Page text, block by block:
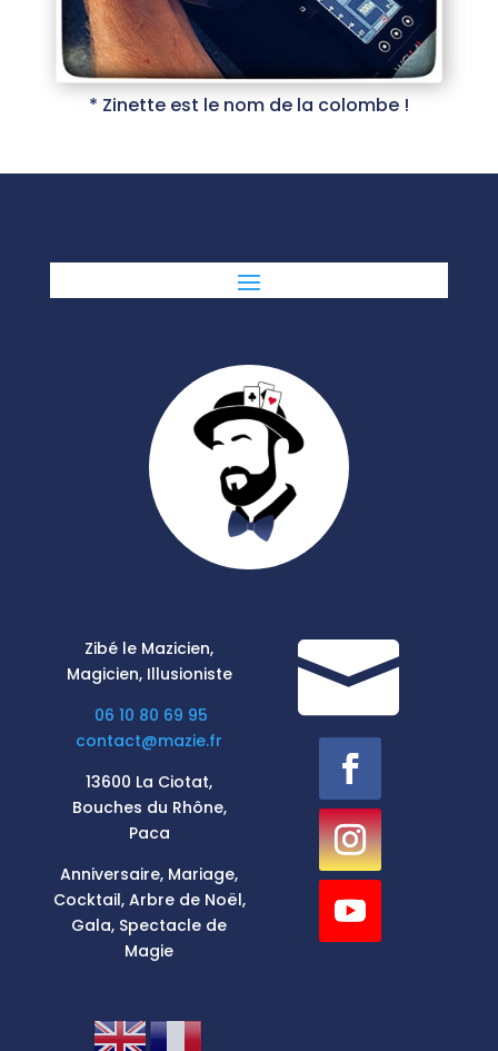
* Zinette est le nom de la colombe !
Zibé le Mazicien,
Magicien, Illusioniste
06 10 80 69 95
contact@mazie.fr
13600 La Ciotat,
Bouches du Rhône,
Paca
Anniversaire, Mariage,
Cocktail, Arbre de Noël,
Gala, Spectacle de
Magie
